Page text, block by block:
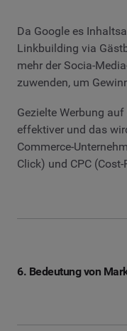
Da Google es
Linkbuilding via
mehr der Socia-
zuwenden, um
Gezielte Werbung
effektiver und das
Commerce-
Click) und CPC
6. Bedeutung von